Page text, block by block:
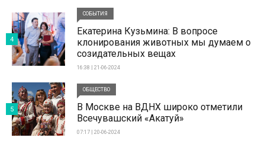
СОБЫТИЯ
Екатерина Кузьмина: В вопросе
клонирования животных мы думаем о
созидательных вещах
16:38 | 21-06-2024
4
ОБЩЕСТВО
В Москве на ВДНХ широко отметили
Всечувашский «Акатуй»
07:17 | 20-06-2024
5